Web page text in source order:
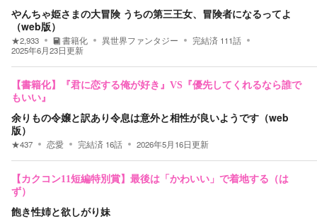
やんちゃ姫さまの大冒険 うちの第三王女、冒険者になるってよ
（web版）
★2,933 書籍化 異世界ファンタジー 完結済 111話
2025年6月23日更新
【書籍化】『君に恋する俺が好き』VS『優先してくれるなら誰で
もいい』
余りもの令嬢と訳あり令息は意外と相性が良いようです（web
版）
★437 恋愛 完結済 16話 2026年5月16日更新
【カクコン11短編特別賞】最後は「かわいい」で着地する（は
ず）
飽き性姉と欲しがり妹